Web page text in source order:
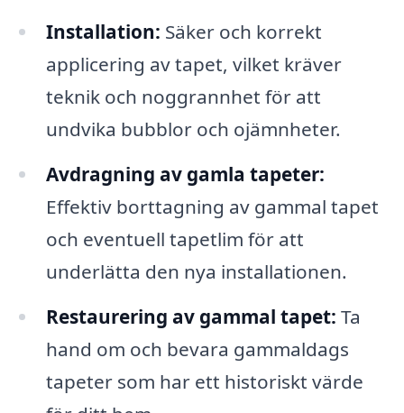
Installation: Säker och korrekt
applicering av tapet, vilket kräver
teknik och noggrannhet för att
undvika bubblor och ojämnheter.
Avdragning av gamla tapeter:
Effektiv borttagning av gammal tapet
och eventuell tapetlim för att
underlätta den nya installationen.
Restaurering av gammal tapet: Ta
hand om och bevara gammaldags
tapeter som har ett historiskt värde